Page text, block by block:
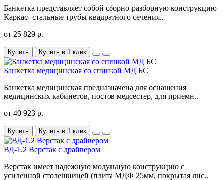
Банкетка представляет собой сборно-разборную конструкцию
Каркас- стальные трубы квадратного сечения..
от 25 829 р.
Купить Купить в 1 клик
Банкетка медицинская со спинкой МД БС
Банкетка медицинская предназначена для оснащения
медицинских кабинетов, постов медсестер, для приемн..
от 40 923 р.
Купить Купить в 1 клик
ВД-1.2 Верстак с драйвером
Верстак имеет надежную модульную конструкцию с
усиленной столешницей (плита МДФ 25мм, покрытая лис..